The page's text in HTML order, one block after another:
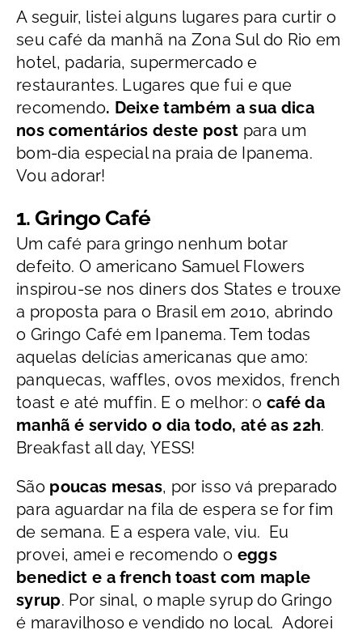
A seguir, listei alguns lugares para curtir o
seu café da manhã na Zona Sul do Rio em
hotel, padaria, supermercado e
restaurantes. Lugares que fui e que
recomendo. Deixe também a sua dica
nos comentários deste post para um
bom-dia especial na praia de Ipanema.
Vou adorar!
1. Gringo Café
Um café para gringo nenhum botar
defeito. O americano Samuel Flowers
inspirou-se nos diners dos States e trouxe
a proposta para o Brasil em 2010, abrindo
o Gringo Café em Ipanema. Tem todas
aquelas delícias americanas que amo:
panquecas, waffles, ovos mexidos, french
toast e até muffin. E o melhor: o café da
manhã é servido o dia todo, até as 22h.
Breakfast all day, YESS!
São poucas mesas, por isso vá preparado
para aguardar na fila de espera se for fim
de semana. E a espera vale, viu. Eu
provei, amei e recomendo o eggs
benedict e a french toast com maple
syrup. Por sinal, o maple syrup do Gringo
é maravilhoso e vendido no local. Adorei